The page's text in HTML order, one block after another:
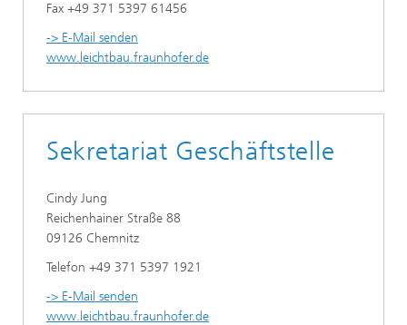
Fax +49 371 5397 61456
-> E-Mail senden
www.leichtbau.fraunhofer.de
Sekretariat Geschäftstelle
Cindy Jung
Reichenhainer Straße 88
09126 Chemnitz
Telefon +49 371 5397 1921
-> E-Mail senden
www.leichtbau.fraunhofer.de